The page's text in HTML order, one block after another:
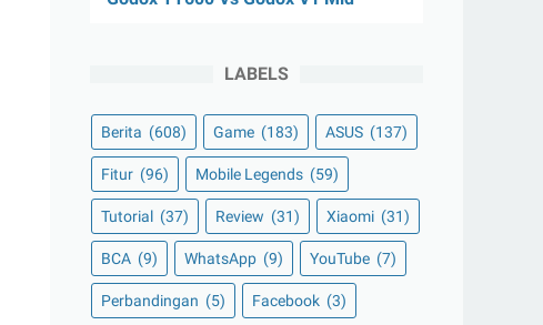
LABELS
Berita (608) Game (183) ASUS (137)
Fitur (96) Mobile Legends (59)
Tutorial (37) Review (31) Xiaomi (31)
BCA (9) WhatsApp (9) YouTube (7)
Perbandingan (5) Facebook (3)